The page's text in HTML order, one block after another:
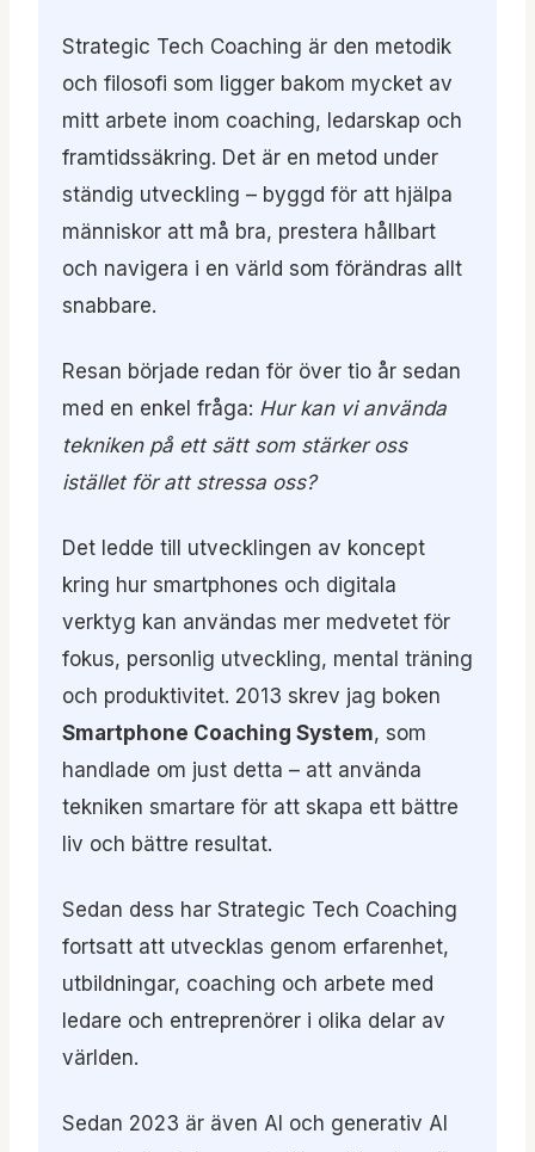
Strategic Tech Coaching är den metodik
och filosofi som ligger bakom mycket av
mitt arbete inom coaching, ledarskap och
framtidssäkring. Det är en metod under
ständig utveckling – byggd för att hjälpa
människor att må bra, prestera hållbart
och navigera i en värld som förändras allt
snabbare.
Resan började redan för över tio år sedan
med en enkel fråga: Hur kan vi använda
tekniken på ett sätt som stärker oss
istället för att stressa oss?
Det ledde till utvecklingen av koncept
kring hur smartphones och digitala
verktyg kan användas mer medvetet för
fokus, personlig utveckling, mental träning
och produktivitet. 2013 skrev jag boken
Smartphone Coaching System, som
handlade om just detta – att använda
tekniken smartare för att skapa ett bättre
liv och bättre resultat.
Sedan dess har Strategic Tech Coaching
fortsatt att utvecklas genom erfarenhet,
utbildningar, coaching och arbete med
ledare och entreprenörer i olika delar av
världen.
Sedan 2023 är även AI och generativ AI